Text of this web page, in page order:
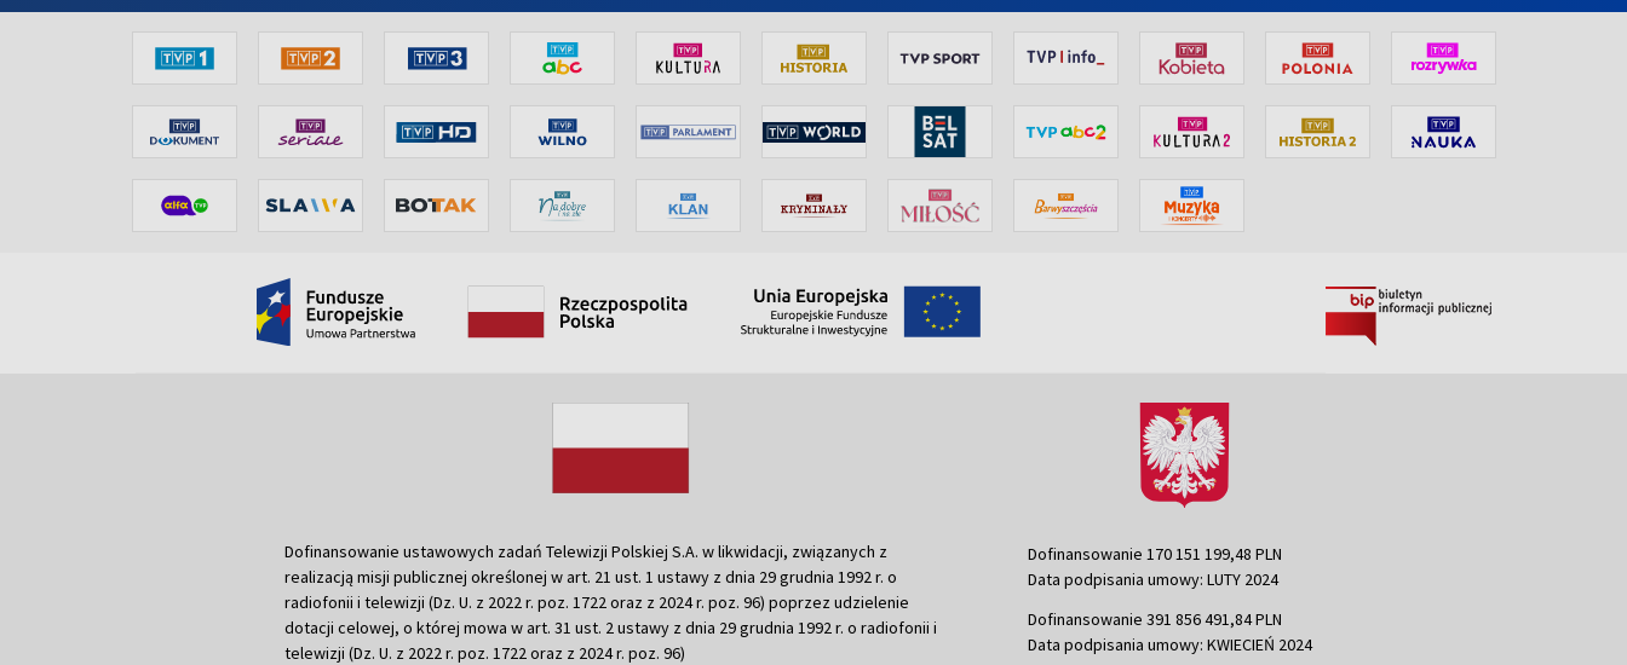
Dofinansowanie ustawowych zadań Telewizji Polskiej S.A. w likwidacji, związanych z
realizacją misji publicznej określonej w art. 21 ust. 1 ustawy z dnia 29 grudnia 1992 r. o
radiofonii i telewizji (Dz. U. z 2022 r. poz. 1722 oraz z 2024 r. poz. 96) poprzez udzielenie
dotacji celowej, o której mowa w art. 31 ust. 2 ustawy z dnia 29 grudnia 1992 r. o radiofonii i
telewizji (Dz. U. z 2022 r. poz. 1722 oraz z 2024 r. poz. 96)
Dofinansowanie 170 151 199,48 PLN
Data podpisania umowy: LUTY 2024
Dofinansowanie 391 856 491,84 PLN
Data podpisania umowy: KWIECIEŃ 2024